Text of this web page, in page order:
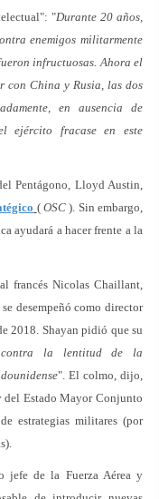
"Durante 20 años,
enemigos militarmente
infructuosas. Ahora el
con China y Rusia, las dos
en ausencia de
ejército fracase en este
Pentágono, Lloyd Austin,
( OSC). Sin embargo,
ayudará a hacer frente a la
francés Nicolas Chaillant,
desempeñó como director
2018. Shayan pidió que su
contra la lentitud de la
". El colmo, dijo,
Estado Mayor Conjunto
estrategias militares (por
jefe de la Fuerza Aérea y